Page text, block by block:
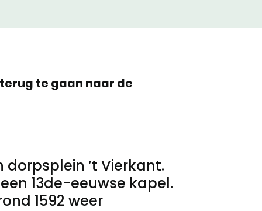
te gaan naar de
’t Vierkant.
13de-eeuwse kapel.
1592 weer